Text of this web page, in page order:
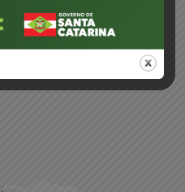
- 480